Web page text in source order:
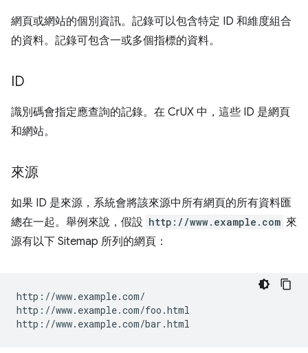
網頁或網站的個別資訊。記錄可以包含特定 ID 和維度組合
的資料。記錄可包含一或多個指標的資料。
ID
識別碼會指定應查詢的記錄。在 CrUX 中，這些 ID 是網頁
和網站。
來源
如果 ID 是來源，系統會將該來源中所有網頁的所有資料匯
總在一起。舉例來說，假設 http://www.example.com 來
源有以下 Sitemap 所列的網頁：
http://www.example.com/
http://www.example.com/foo.html